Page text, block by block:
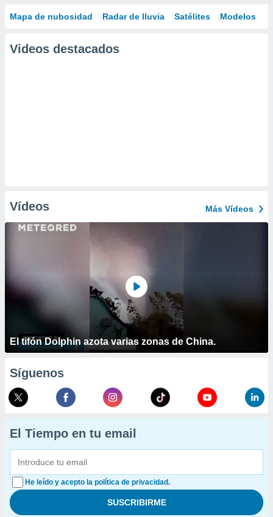
Mapa de nubosidad Radar de lluvia Satélites Modelos
Videos destacados
Vídeos Más Vídeos
El tifón Dolphin azota varias zonas de China.
Síguenos
El Tiempo en tu email
He leído y acepto la política de privacidad.